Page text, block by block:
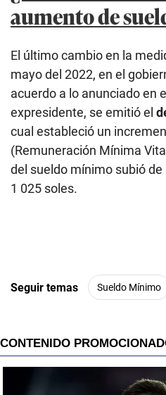
aumento de
El último cambio en la
mayo del 2022, en el
acuerdo a lo anunciado en
expresidente, se emitió el
cual estableció un
(Remuneración Mínima
del sueldo mínimo subió
1 025 soles.
Seguir temas Sueldo Mínimo